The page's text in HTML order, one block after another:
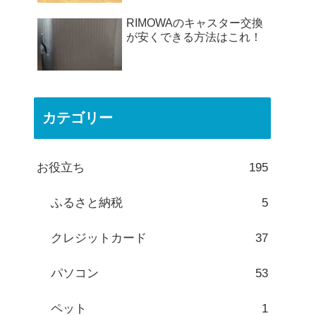
RIMOWAのキャスター交換
が安くできる方法はこれ！
カテゴリー
お役立ち 195
ふるさと納税 5
クレジットカード 37
パソコン 53
ペット 1